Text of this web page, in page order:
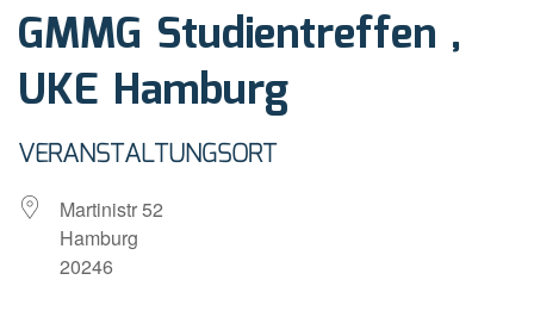
GMMG Studientreffen ,
UKE Hamburg
VERANSTALTUNGSORT
Martinistr 52
Hamburg
20246